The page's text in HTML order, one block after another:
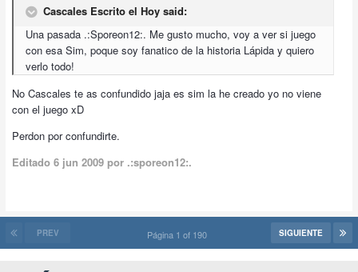
Cascales Escrito el Hoy said:
Una pasada .:Sporeon12:. Me gusto mucho, voy a ver si juego
con esa Sim, poque soy fanatico de la historia Lápida y quiero
verlo todo!
No Cascales te as confundido jaja es sim la he creado yo no viene
con el juego xD
Perdon por confundirte.
Editado 6 jun 2009 por .:sporeon12:.
PREV SIGUIENTE
Página 1 of 190